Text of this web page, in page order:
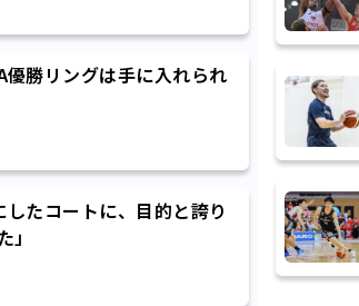
勝リングは手に入れられ
たコートに、目的と誇り